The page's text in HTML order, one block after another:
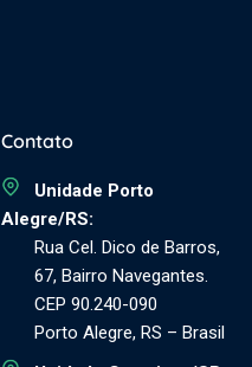
Contato
Unidade Porto
Alegre/RS:
Rua Cel. Dico de Barros,
67, Bairro Navegantes.
CEP 90.240-090
Porto Alegre, RS – Brasil